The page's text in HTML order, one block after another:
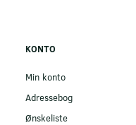
KONTO
Min konto
Adressebog
Ønskeliste